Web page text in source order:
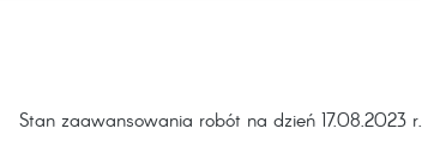
Stan zaawansowania robót na dzień 17.08.2023 r.